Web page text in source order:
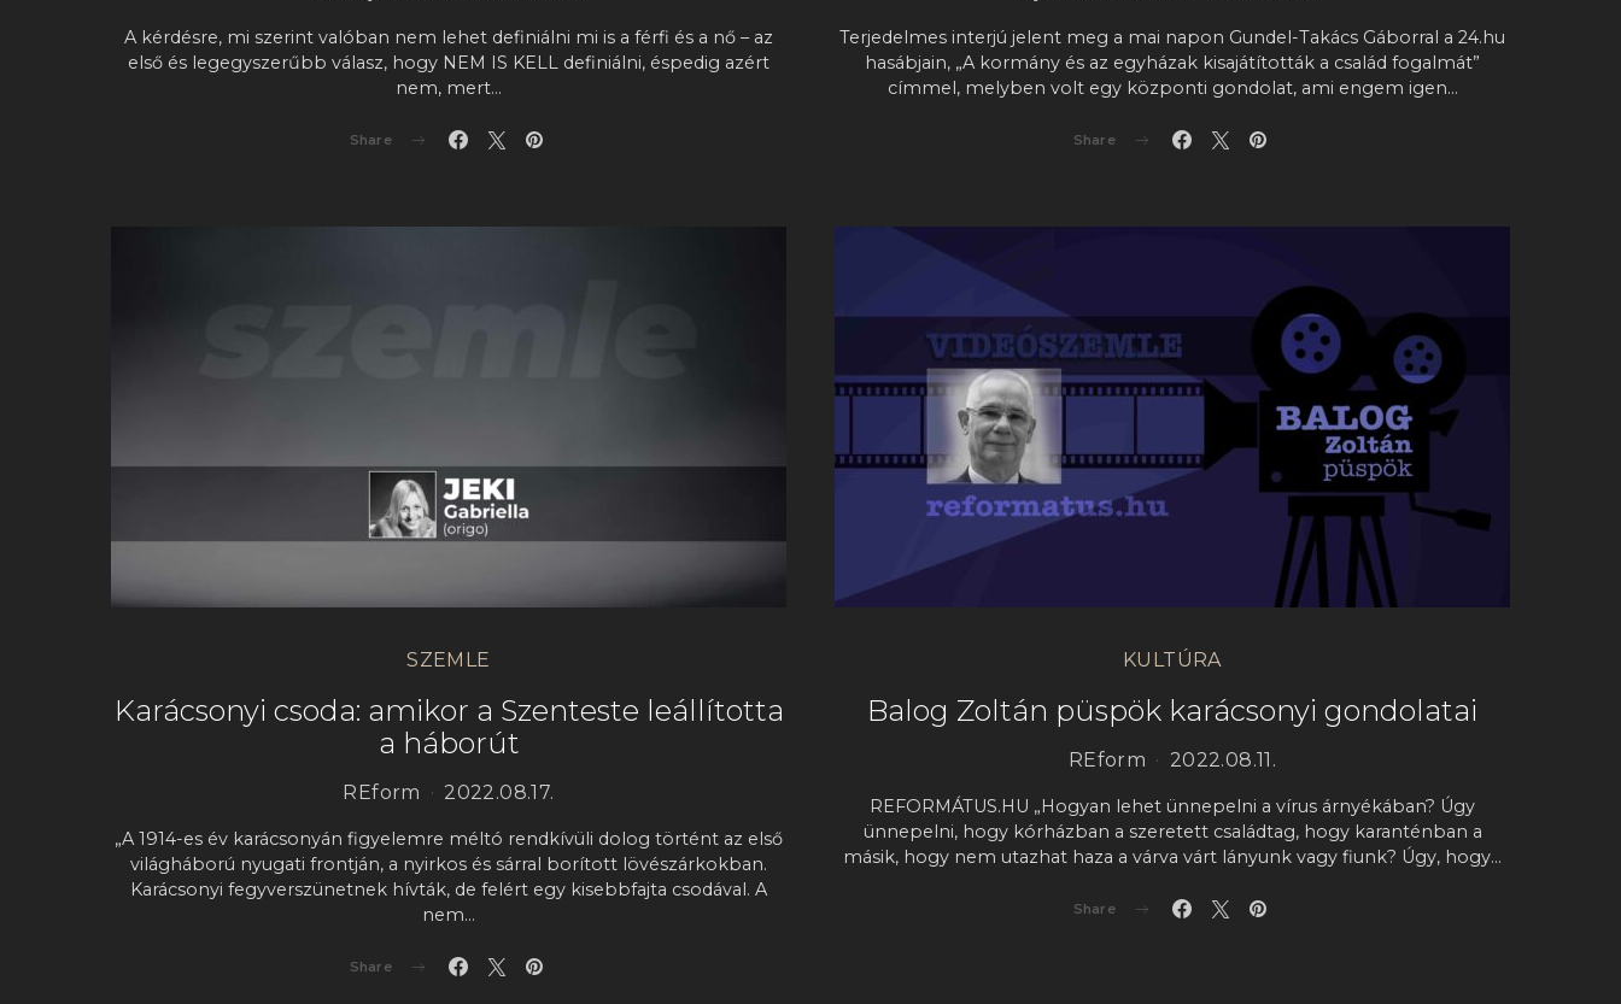
A kérdésre, mi szerint valóban nem lehet definiálni mi is a férfi és a nő – az
első és legegyszerűbb válasz, hogy NEM IS KELL definiálni, éspedig azért
nem, mert…
Share
Terjedelmes interjú jelent meg a mai napon Gundel-Takács Gáborral a 24.hu
hasábjain, „A kormány és az egyházak kisajátították a család fogalmát”
címmel, melyben volt egy központi gondolat, ami engem igen…
Share
SZEMLE
Karácsonyi csoda: amikor a Szenteste leállította
a háborút
REform 2022.08.17.
„A 1914-es év karácsonyán figyelemre méltó rendkívüli dolog történt az első
világháború nyugati frontján, a nyirkos és sárral borított lövészárkokban.
Karácsonyi fegyverszünetnek hívták, de felért egy kisebbfajta csodával. A
nem…
Share
KULTÚRA
Balog Zoltán püspök karácsonyi gondolatai
REform 2022.08.11.
REFORMÁTUS.HU „Hogyan lehet ünnepelni a vírus árnyékában? Úgy
ünnepelni, hogy kórházban a szeretett családtag, hogy karanténban a
másik, hogy nem utazhat haza a várva várt lányunk vagy fiunk? Úgy, hogy…
Share